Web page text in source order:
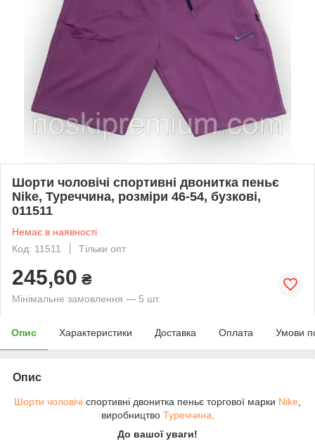
Шорти чоловічі спортивні двонитка пеньє
Nike, Туреччина, розміри 46-54, бузкові,
011511
Немає в наявності
Код: 11511
Тільки опт
245,60 ₴
Мінімальне замовлення — 5 шт.
Опис Характеристики Доставка Оплата Умови
Опис
Шорти чоловічі спортивні двонитка пеньє торгової марки Nike
виробництво Туреччина
До вашої уваги!